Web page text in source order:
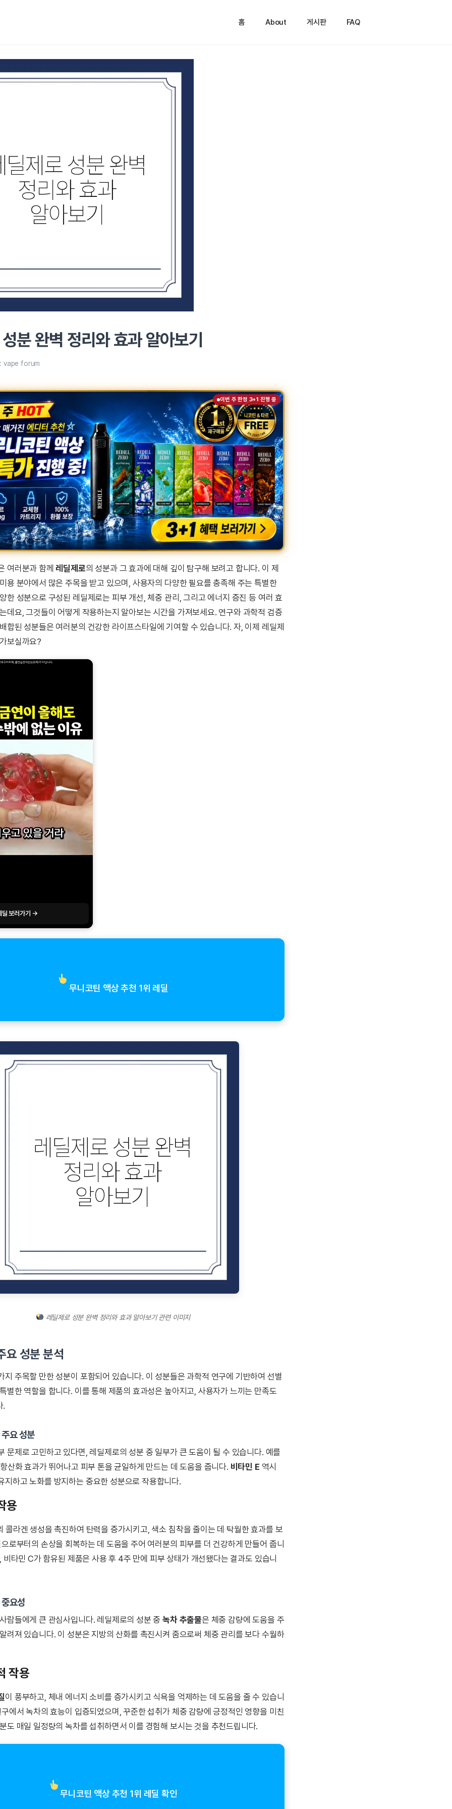
홈 About 게시판 FAQ
분 완벽 정리와 효과 알아보기
:vape forum
이번 주 한정 3+1 진행 중
여러분과 함께 레딜제로의 성분과 그 효과에 대해 깊이 탐구해 보려고 합니다. 이 제
용 분야에서 많은 주목을 받고 있으며, 사용자의 다양한 필요를 충족해 주는 특별한
한 성분으로 구성된 레딜제로는 피부 개선, 체중 관리, 그리고 에너지 증진 등 여러 효
데요, 그것들이 어떻게 작용하는지 알아보는 시간을 가져보세요. 연구와 과학적 검증
합된 성분들은 여러분의 건강한 라이프스타일에 기여할 수 있습니다. 자, 이제 레딜제
보실까요?
딜 보러가기 →
무니코틴 액상 추천 1위 레딜
레딜제로 성분 완벽 정리와 효과 알아보기 관련 이미지
요 성분 분석
지 주목할 만한 성분이 포함되어 있습니다. 이 성분들은 과학적 연구에 기반하여 선별
별한 역할을 합니다. 이를 통해 제품의 효과성은 높아지고, 사용자가 느끼는 만족도
.
요 성분
문제로 고민하고 있다면, 레딜제로의 성분 중 일부가 큰 도움이 될 수 있습니다. 예를
산화 효과가 뛰어나고 피부 톤을 균일하게 만드는 데 도움을 줍니다. 비타민 E 역시
지하고 노화를 방지하는 중요한 성분으로 작용합니다.
용
콜라겐 생성을 촉진하여 탄력을 증가시키고, 색소 침착을 줄이는 데 탁월한 효과를 보
로부터의 손상을 회복하는 데 도움을 주어 여러분의 피부를 더 건강하게 만들어 줍니
비타민 C가 함유된 제품은 사용 후 4주 만에 피부 상태가 개선됐다는 결과도 있습니
요성
람들에게 큰 관심사입니다. 레딜제로의 성분 중녹차 추출물은 체중 감량에 도움을 주
려져 있습니다. 이 성분은 지방의 산화를 촉진시켜 줌으로써 체중 관리를 보다 수월하
작용
이 풍부하고, 체내 에너지 소비를 증가시키고 식욕을 억제하는 데 도움을 줄 수 있습니
에서 녹차의 효능이 입증되었으며, 꾸준한 섭취가 체중 감량에 긍정적인 영향을 미친
도 매일 일정량의 녹차를 섭취하면서 이를 경험해 보시는 것을 추천드립니다.
무니코틴 액상 추천 1위 레딜 확인